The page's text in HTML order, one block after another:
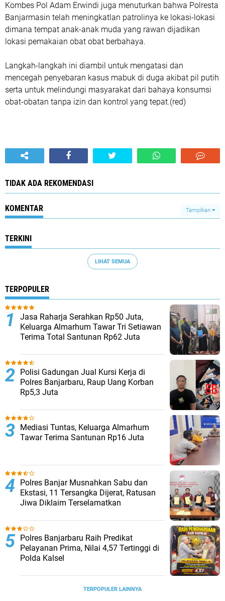
Kombes Pol Adam Erwindi juga menuturkan bahwa Polresta
Banjarmasin telah meningkatlan patrolinya ke lokasi-lokasi
dimana tempat anak-anak muda yang rawan dijadikan
lokasi pemakaian obat obat berbahaya.
Langkah-langkah ini diambil untuk mengatasi dan
mencegah penyebaran kasus mabuk di duga akibat pil putih
serta untuk melindungi masyarakat dari bahaya konsumsi
obat-obatan tanpa izin dan kontrol yang tepat.(red)
TIDAK ADA REKOMENDASI
KOMENTAR Tampilkan
TERKINI
LIHAT SEMUA
TERPOPULER
Jasa Raharja Serahkan Rp50 Juta,
Keluarga Almarhum Tawar Tri Setiawan
Terima Total Santunan Rp62 Juta
Polisi Gadungan Jual Kursi Kerja di
Polres Banjarbaru, Raup Uang Korban
Rp5,3 Juta
Mediasi Tuntas, Keluarga Almarhum
Tawar Terima Santunan Rp16 Juta
Polres Banjar Musnahkan Sabu dan
Ekstasi, 11 Tersangka Dijerat, Ratusan
Jiwa Diklaim Terselamatkan
Polres Banjarbaru Raih Predikat
Pelayanan Prima, Nilai 4,57 Tertinggi di
Polda Kalsel
TERPOPULER LAINNYA